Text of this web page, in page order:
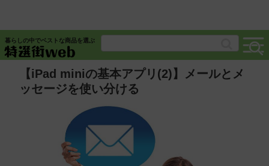
暮らしの中でベストな商品を選ぶ
【iPad miniの基本アプリ(2)】メールとメ
ッセージを使い分ける